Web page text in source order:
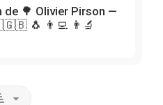
de 🌳 Olivier Pirson —
🐧 👨‍💻 👨‍🔬